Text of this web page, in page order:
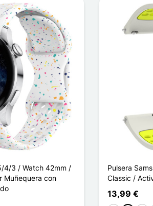
4/3 / Watch 42mm /
Muñequera con
Pulsera
Classic /
13,99 €